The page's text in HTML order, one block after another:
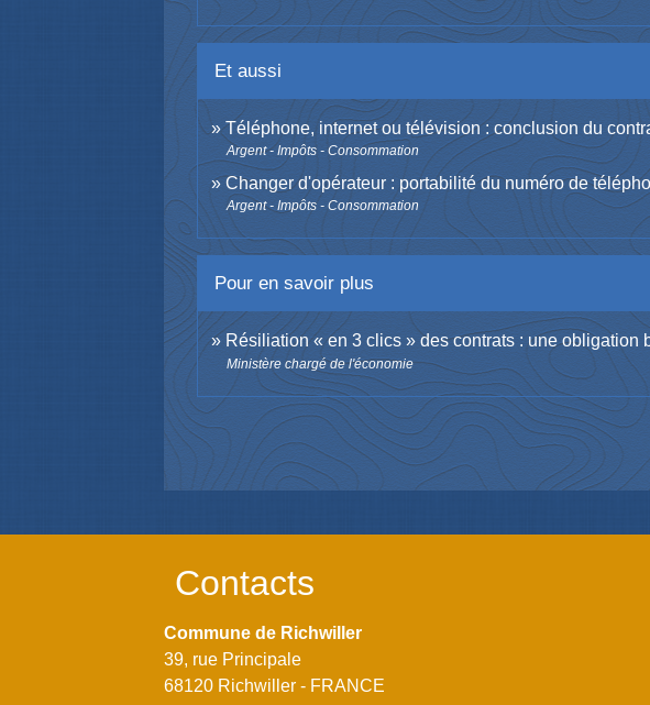
Et aussi
Téléphone, internet ou télévision : conclusion du
Argent - Impôts - Consommation
Changer d'opérateur : portabilité du numéro de
Argent - Impôts - Consommation
Pour en savoir plus
Résiliation « en 3 clics » des contrats : une
Ministère chargé de l'économie
Contacts
Commune de Richwiller
39, rue Principale
68120 Richwiller - FRANCE